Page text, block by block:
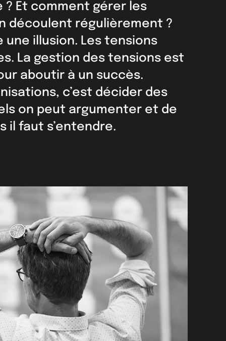
? Et comment gérer les
découlent régulièrement ?
une illusion. Les tensions
La gestion des tensions est
aboutir à un succès.
c’est décider des
on peut argumenter et de
il faut s’entendre.